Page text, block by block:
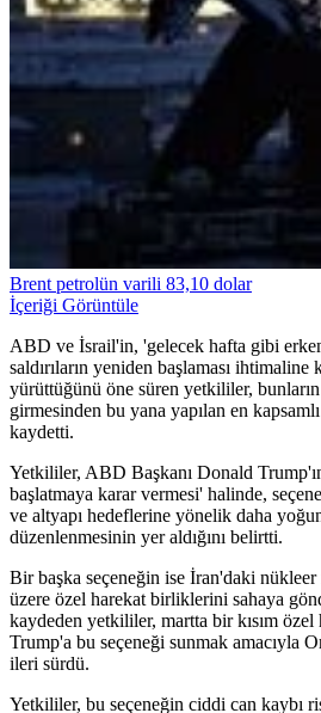
Brent petrolün varili 83,10 dolar
İçeriği Görüntüle
ABD ve İsrail'in, 'gelecek hafta gibi
saldırıların yeniden başlaması ihtimaline
yürüttüğünü öne süren yetkililer,
girmesinden bu yana yapılan en
kaydetti.
Yetkililer, ABD Başkanı Donald
başlatmaya karar vermesi' halinde,
ve altyapı hedeflerine yönelik daha
düzenlenmesinin yer aldığını belirtti.
Bir başka seçeneğin ise İran'daki
üzere özel harekat birliklerini sahaya
kaydeden yetkililer, martta bir kısım özel
Trump'a bu seçeneği sunmak amacıyla
ileri sürdü.
Yetkililer, bu seçeneğin ciddi can kaybı